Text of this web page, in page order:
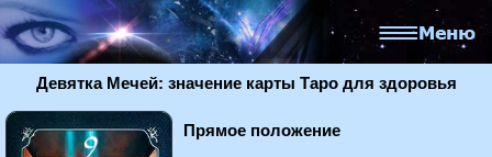
Девятка Мечей: значение карты Таро для здоровья
Прямое положение